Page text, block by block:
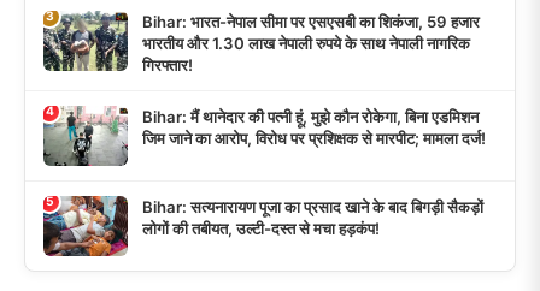
3
Bihar: भारत-नेपाल सीमा पर एसएसबी का शिकंजा, 59 हजार
भारतीय और 1.30 लाख नेपाली रुपये के साथ नेपाली नागरिक
गिरफ्तार!
4
Bihar: मैं थानेदार की पत्नी हूं, मुझे कौन रोकेगा, बिना एडमिशन
जिम जाने का आरोप, विरोध पर प्रशिक्षक से मारपीट; मामला दर्ज!
5
Bihar: सत्यनारायण पूजा का प्रसाद खाने के बाद बिगड़ी सैकड़ों
लोगों की तबीयत, उल्टी-दस्त से मचा हड़कंप!